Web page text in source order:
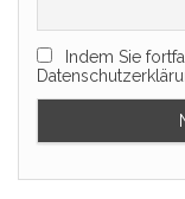
Indem Sie